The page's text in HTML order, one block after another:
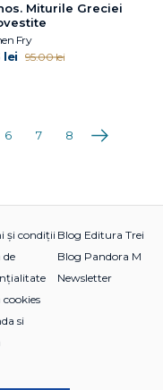
Miturile Greciei
Fry
lei 95.00 lei
6 7 8 Următoarea
și condiții
de
si
Blog Editura Trei
Blog Pandora M
Newsletter